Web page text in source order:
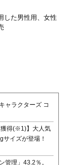
した男性用、女性
ャラクターズ コ
獲得(※1)】大人気
イズが登場！
管理」43.2％。